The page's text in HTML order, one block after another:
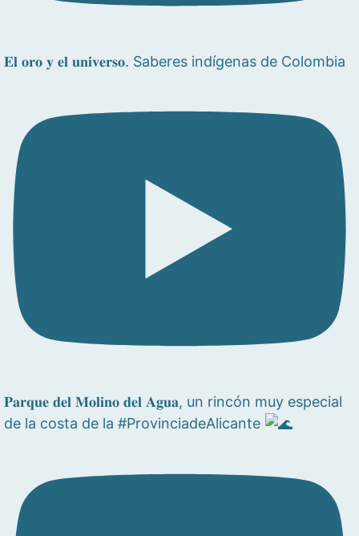
𝐄𝐥 𝐨𝐫𝐨 𝐲 𝐞𝐥 𝐮𝐧𝐢𝐯𝐞𝐫𝐬𝐨. Saberes indígenas de Colombia
𝐏𝐚𝐫𝐪𝐮𝐞 𝐝𝐞𝐥 𝐌𝐨𝐥𝐢𝐧𝐨 𝐝𝐞𝐥 𝐀𝐠𝐮𝐚, un rincón muy especial
de la costa de la #ProvinciadeAlicante